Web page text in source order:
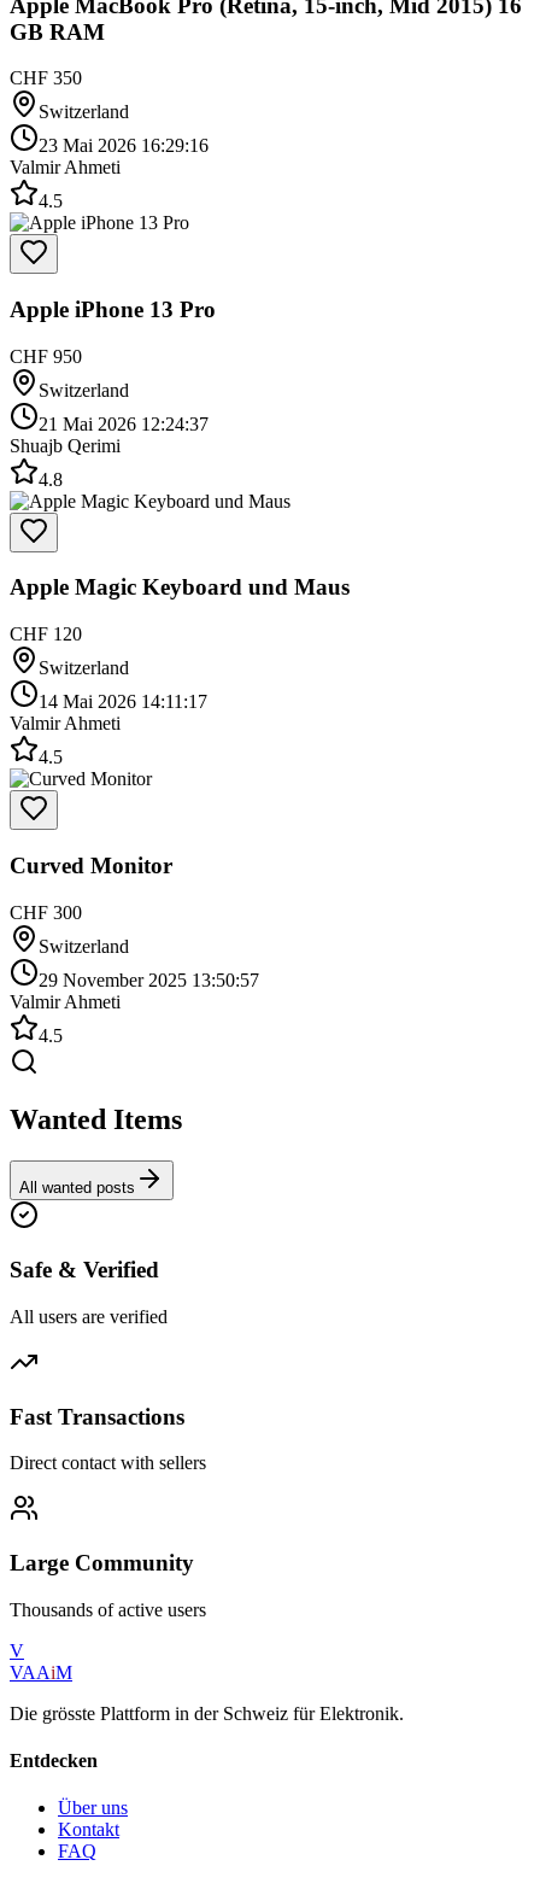
GB RAM
CHF 350
Switzerland
23 Mai 2026 16:29:16
Valmir Ahmeti
4.5
Apple iPhone 13 Pro
CHF 950
Switzerland
21 Mai 2026 12:24:37
Shuajb Qerimi
4.8
Apple Magic Keyboard und Maus
CHF 120
Switzerland
14 Mai 2026 14:11:17
Valmir Ahmeti
4.5
Curved Monitor
CHF 300
Switzerland
29 November 2025 13:50:57
Valmir Ahmeti
4.5
Wanted Items
All wanted posts
Safe & Verified
All users are verified
Fast Transactions
Direct contact with sellers
Large Community
Thousands of active users
V
VAAiM
Die grösste Plattform in der Schweiz für Elektronik.
Entdecken
Über uns
Kontakt
FAQ